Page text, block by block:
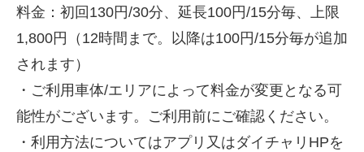
料金：初回 130円/30分、延長100円/15分毎、上限
1,800円（ 12時間まで。以降は100円/15分毎が追加
されます）
・ご利用車体/エリアによって料金が変更となる可
能性がございます。ご利用前にご確認ください。
・利用方法についてはアプリ又はダイチャリ HPを